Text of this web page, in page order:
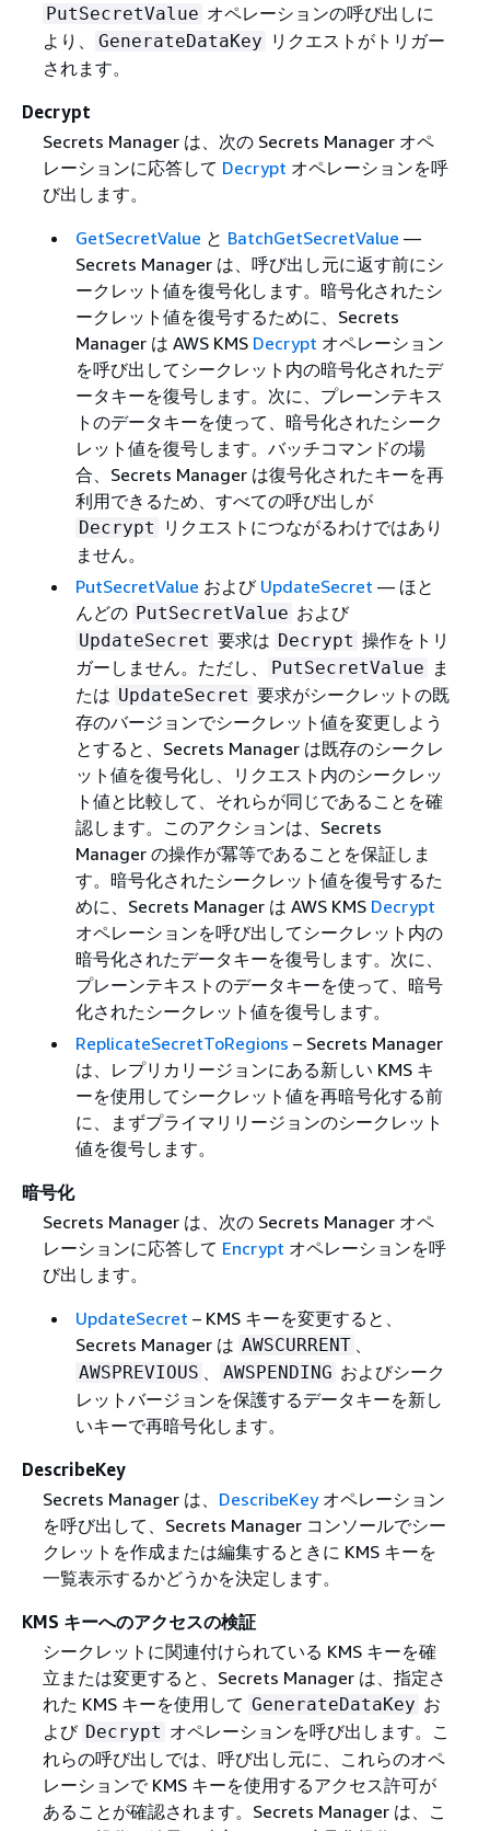
PutSecretValue オペレーションの呼び出しに
より、
GenerateDataKey リクエストがトリガー
されます。
Decrypt
Secrets Manager は、次の Secrets Manager オペ
レーションに応答して Decrypt オペレーションを呼
び出します。
GetSecretValue と BatchGetSecretValue —
Secrets Manager は、呼び出し元に返す前にシ
ークレット値を復号化します。暗号化されたシ
ークレット値を復号するために、Secrets
Manager は AWS KMS Decrypt オペレーション
を呼び出してシークレット内の暗号化されたデ
ータキーを復号します。次に、プレーンテキス
トのデータキーを使って、暗号化されたシーク
レット値を復号します。バッチコマンドの場
合、Secrets Manager は復号化されたキーを再
利用できるため、すべての呼び出しが
Decrypt
リクエストにつながるわけではあり
ません。
PutSecretValue および UpdateSecret — ほと
んどの PutSecretValue および
UpdateSecret 要求は Decrypt 操作をトリ
ガーしません。ただし、
PutSecretValue ま
たは UpdateSecret 要求がシークレットの既
存のバージョンでシークレット値を変更しよう
とすると、Secrets Manager は既存のシークレ
ット値を復号化し、リクエスト内のシークレッ
ト値と比較して、それらが同じであることを確
認します。このアクションは、Secrets
Manager の操作が冪等であることを保証しま
す。暗号化されたシークレット値を復号するた
めに、Secrets Manager は AWS KMS Decrypt
オペレーションを呼び出してシークレット内の
暗号化されたデータキーを復号します。次に、
プレーンテキストのデータキーを使って、暗号
化されたシークレット値を復号します。
ReplicateSecretToRegions – Secrets Manager
は、レプリカリージョンにある新しい KMS キ
ーを使用してシークレット値を再暗号化する前
に、まずプライマリリージョンのシークレット
値を復号します。
暗号化
Secrets Manager は、次の Secrets Manager オペ
レーションに応答して Encrypt オペレーションを呼
び出します。
UpdateSecret – KMS キーを変更すると、
Secrets Manager は AWSCURRENT
AWSPREVIOUS AWSPENDING およびシーク
レットバージョンを保護するデータキーを新し
いキーで再暗号化します。
DescribeKey
Secrets Manager は、 DescribeKeyオペレーション
を呼び出して、Secrets Manager コンソールでシー
クレットを作成または編集するときに KMS キーを
一覧表示するかどうかを決定します。
KMS キーへのアクセスの検証
シークレットに関連付けられている KMS キーを確
立または変更すると、Secrets Manager は、指定さ
れた KMS キーを使用して GenerateDataKey お
よび Decrypt オペレーションを呼び出します。こ
れらの呼び出しでは、呼び出し元に、これらのオペ
レーションで KMS キーを使用するアクセス許可が
あることが確認されます。Secrets Manager は、こ